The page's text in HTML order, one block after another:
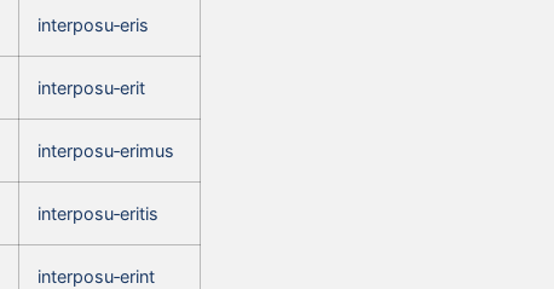
interposu‑eris
interposu‑erit
interposu‑erimus
interposu‑eritis
interposu‑erint